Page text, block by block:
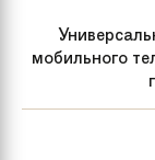
мобильного